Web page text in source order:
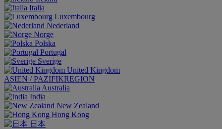
Italia
Luxembourg
Nederland
Norge
Polska
Portugal
Sverige
United Kingdom
ASIEN / PAZIFIKREGION
Australia
India
New Zealand
Hong Kong
日本